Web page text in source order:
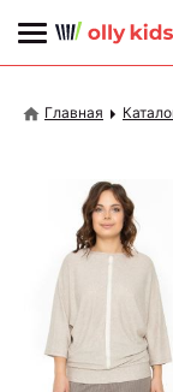
Главная